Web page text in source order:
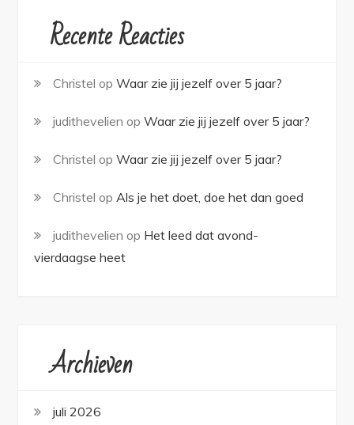
Recente Reacties
Christel opWaar zie jij jezelf over 5 jaar?
judithevelien opWaar zie jij jezelf over 5 jaar?
Christel opWaar zie jij jezelf over 5 jaar?
Christel op Als je het doet, doe het dan goed
judithevelien op Het leed dat avond-
vierdaagse heet
Archieven
juli 2026